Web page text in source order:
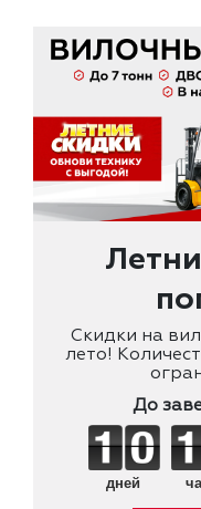
Скидки на
лето!
До
дней